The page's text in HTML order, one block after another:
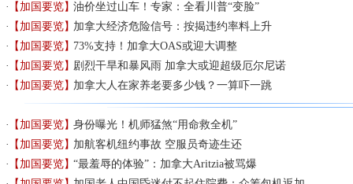
【加国要览】油价坐过山车！专家：全看川普“变脸”
【加国要览】加拿大经济危险信号：按揭违约率料上升
【加国要览】73%支持！加拿大OAS或迎大调整
【加国要览】剧烈干旱和暴风雨 加拿大或迎超级厄尔尼诺
【加国要览】加拿大人在家养老要多少钱？一算吓一跳
【加国要览】身份曝光！机师猛煞“用命救全机”
【加国要览】加航客机纽约事故 空服员奇迹生还
【加国要览】“最羞辱的体验”：加拿大Aritzia被骂爆